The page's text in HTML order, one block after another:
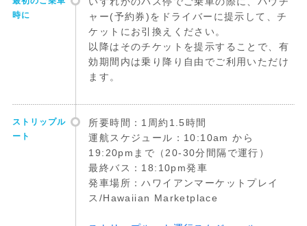
時に
ャー(予約券)をドライバーに提示して、チ
ケットにお引換えください。
以降はそのチケットを提示することで、有
効期間内は乗り降り自由でご利用いただけ
ます。
ストリップル
ート
所要時間：1周約1.5時間
運航スケジュール：10:10am から
19:20pmまで（20-30分間隔で運行）
最終バス：18:10pm発車
発車場所：ハワイアンマーケットプレイ
ス/Hawaiian Marketplace